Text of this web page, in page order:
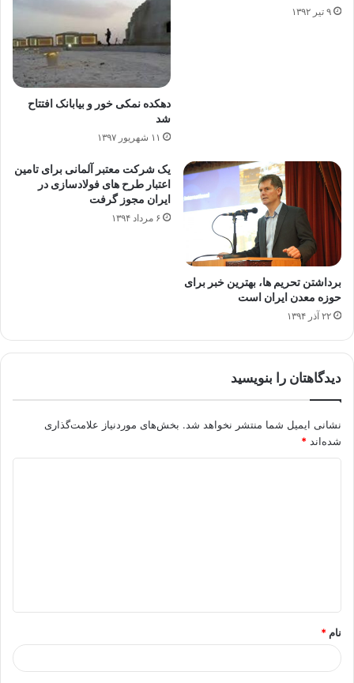
۹ تیر ۱۳۹۲
دهکده نمکی خور و بیابانک افتتاح
شد
۱۱ شهریور ۱۳۹۷
برداشتن تحریم ها، بهترین خبر برای
حوزه معدن ایران است
۲۲ آذر ۱۳۹۴
یک شرکت معتبر آلمانی برای تامین
اعتبار طرح های فولادسازی در
ایران مجوز گرفت
۶ مرداد ۱۳۹۴
دیدگاهتان را بنویسید
نشانی ایمیل شما منتشر نخواهد شد. بخش‌های موردنیاز علامت‌گذاری
شده‌اند *
*
نام *